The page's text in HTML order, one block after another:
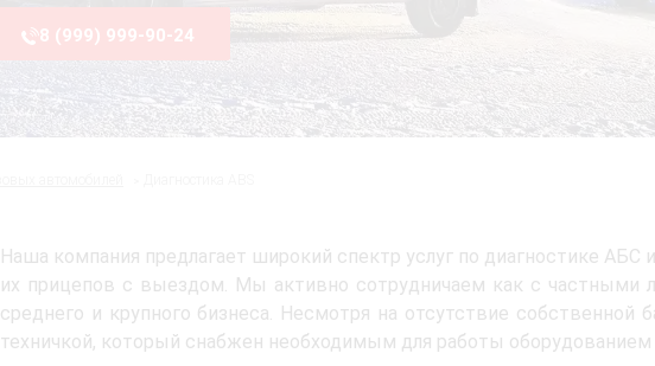
8 (999) 999-90-24
Наша компания предлагает широкий спектр услуг по диагностике
их прицепов с выездом. Мы активно сотрудничаем как с частными
среднего и крупного бизнеса. Несмотря на отсутствие собственной
техничкой, который снабжен необходимым для работы